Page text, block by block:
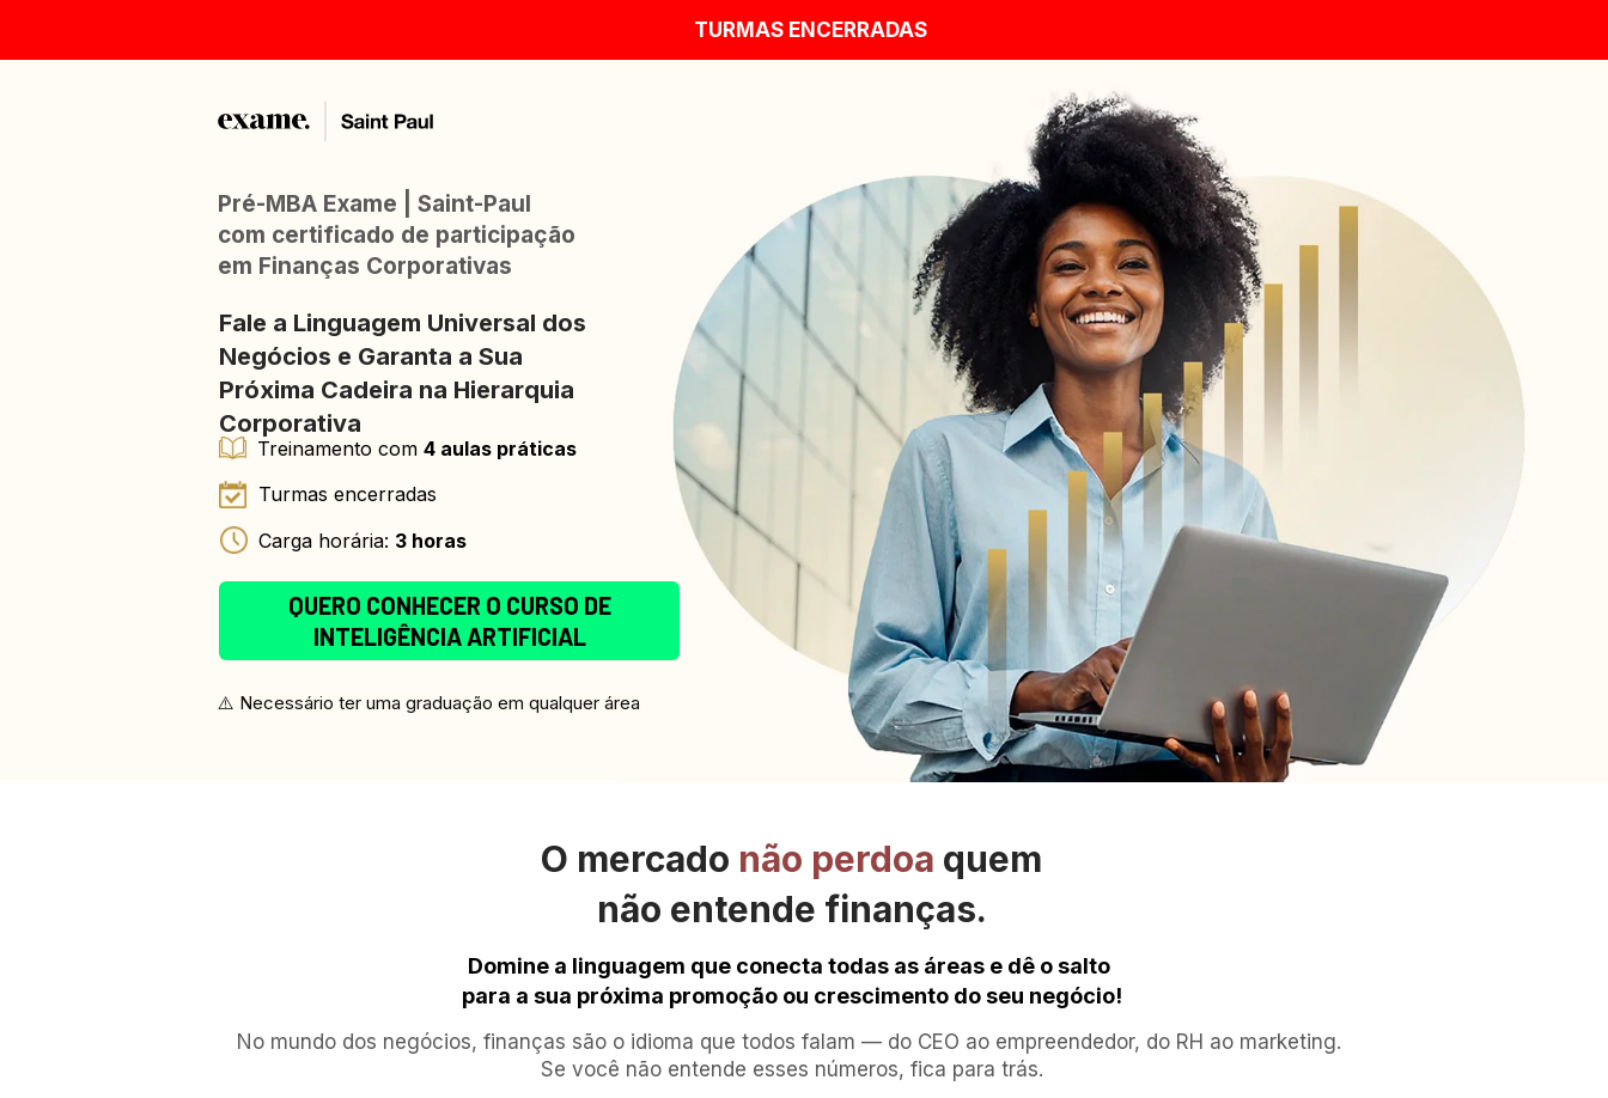
TURMAS ENCERRADAS
​​Pré-MBA Exame | Saint-Paul
com certificado de participação
em Finanças Corporativas
Fale a Linguagem Universal dos
Negócios e Garanta a Sua
Próxima Cadeira na Hierarquia
Corporativa
Treinamento com 4 aulas práticas
Turmas encerradas
Carga horária: 3 horas
QUERO CONHECER O CURSO DE
INTELIGÊNCIA ARTIFICIAL
⚠️ Necessário ter uma graduação em qualquer área
O mercado não perdoa quem
não entende finanças.
Domine a linguagem que conecta todas as áreas e dê o salto
para a sua próxima promoção ou crescimento do seu negócio!
No mundo dos negócios, finanças são o idioma que todos falam — do CEO ao empreendedor, do RH ao marketing.
Se você não entende esses números, fica para trás.